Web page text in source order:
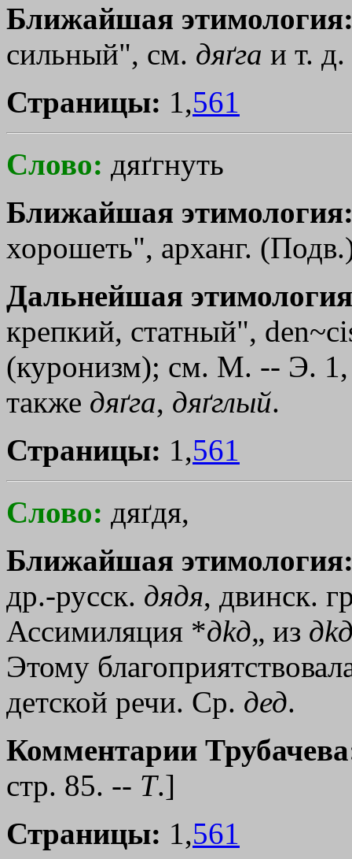
Ближайшая
сильный", см. дяґга и т.
Страницы: 1,561
Слово: дяґгнуть
Ближайшая
хорошеть", арханг.
Дальнейшая
крепкий, статный",
(куронизм); см. М. -- Э.
также дяґга, дяґглый.
Страницы: 1,561
Слово: дяґдя,
Ближайшая
др.-русск. дядя, двинск.
Ассимиляция *дkд„ из д
Этому
детской речи. Ср. дед.
Комментарии
стр. 85. -- Т.]
Страницы: 1,561